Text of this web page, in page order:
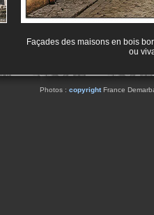
Façades des maisons en bois
ou
Photos : copyrightFrance